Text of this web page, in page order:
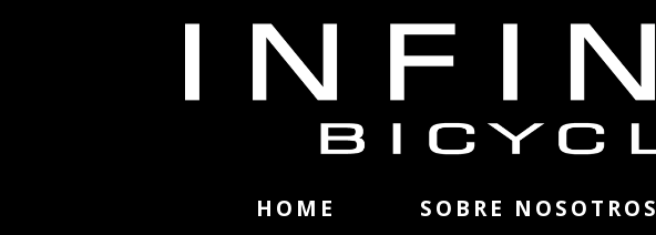
HOME SOBRE NOSOTROS